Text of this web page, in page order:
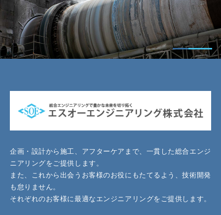
企画・設計から施工、アフターケアまで、一貫した総合エンジ
ニアリングをご提供します。
また、これから出会うお客様のお役にもたてるよう、技術開発
も怠りません。
それぞれのお客様に最適なエンジニアリングをご提供します。